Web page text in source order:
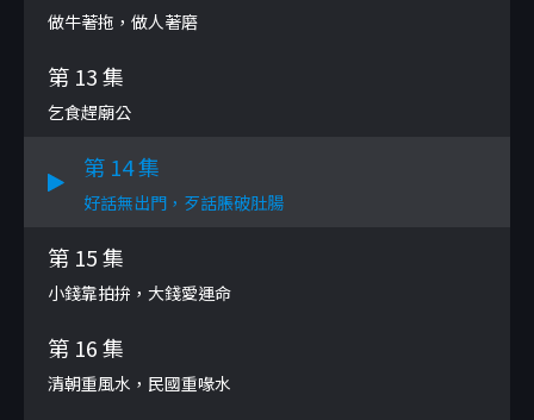
做牛著拖，做人著磨
第 13 集
乞食趕廟公
第 14 集
好話無出門，歹話脹破肚腸
第 15 集
小錢靠拍拚，大錢愛運命
第 16 集
清朝重風水，民國重喙水